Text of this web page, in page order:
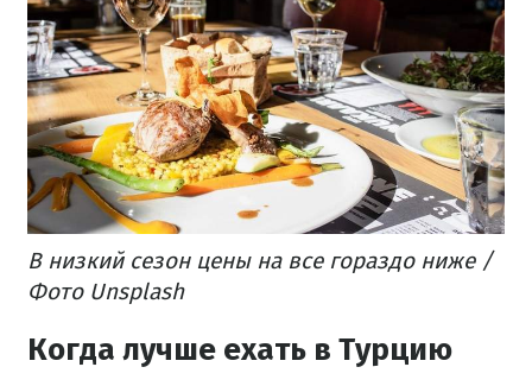
В низкий сезон цены на все гораздо ниже /
Фото Unsplash
Когда лучше ехать в Турцию